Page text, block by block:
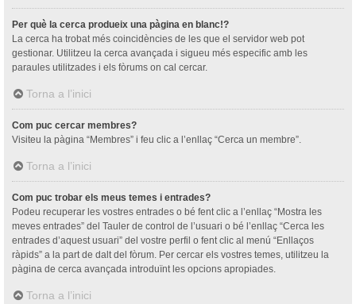
Per què la cerca produeix una pàgina en blanc!?
La cerca ha trobat més coincidències de les que el servidor web pot
gestionar. Utilitzeu la cerca avançada i sigueu més especific amb les
paraules utilitzades i els fòrums on cal cercar.
Torna a l’inici
Com puc cercar membres?
Visiteu la pàgina “Membres” i feu clic a l’enllaç “Cerca un membre”.
Torna a l’inici
Com puc trobar els meus temes i entrades?
Podeu recuperar les vostres entrades o bé fent clic a l’enllaç “Mostra les
meves entrades” del Tauler de control de l’usuari o bé l’enllaç “Cerca les
entrades d’aquest usuari” del vostre perfil o fent clic al menú “Enllaços
ràpids” a la part de dalt del fòrum. Per cercar els vostres temes, utilitzeu la
pàgina de cerca avançada introduïnt les opcions apropiades.
Torna a l’inici